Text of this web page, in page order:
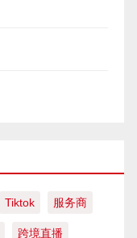
Tiktok 服务商
跨境直播